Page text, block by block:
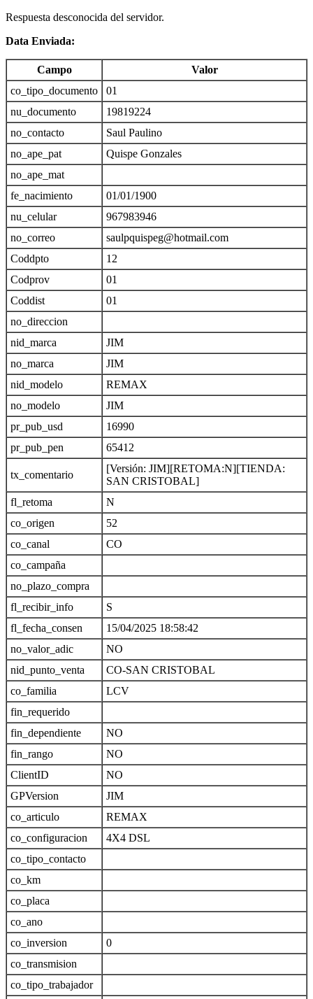
Respuesta desconocida del servidor.
Data Enviada:
Campo
Valor
co_tipo_documento
01
nu_documento
19819224
no_contacto
Saul Paulino
no_ape_pat
Quispe Gonzales
no_ape_mat
fe_nacimiento
01/01/1900
nu_celular
967983946
no_correo
saulpquispeg@hotmail.com
Coddpto
12
Codprov
01
Coddist
01
no_direccion
nid_marca
JIM
no_marca
JIM
nid_modelo
REMAX
no_modelo
JIM
pr_pub_usd
16990
pr_pub_pen
65412
tx_comentario
[Versión: JIM][RETOMA:N][TIENDA:
SAN CRISTOBAL]
fl_retoma
N
co_origen
52
co_canal
CO
co_campaña
no_plazo_compra
fl_recibir_info
S
fl_fecha_consen
15/04/2025 18:58:42
no_valor_adic
NO
nid_punto_venta
CO-SAN CRISTOBAL
co_familia
LCV
fin_requerido
fin_dependiente
NO
fin_rango
NO
ClientID
NO
GPVersion
JIM
co_articulo
REMAX
co_configuracion
4X4 DSL
co_tipo_contacto
co_km
co_placa
co_ano
co_inversion
0
co_transmision
co_tipo_trabajador